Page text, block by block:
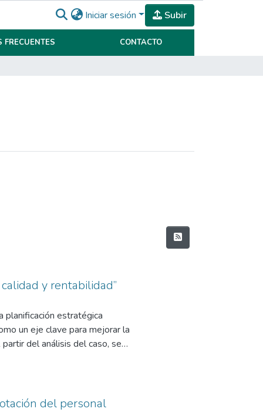
Iniciar sesión Subir
FRECUENTES CONTACTO
y rentabilidad”
planificación estratégica
un eje clave para mejorar la
del análisis del caso, se
de planificación,
acciones concretas,
en un pilar institucional con
del personal